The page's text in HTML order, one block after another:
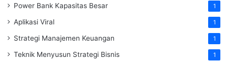
Power Bank Kapasitas Besar 1
Aplikasi Viral 1
Strategi Manajemen Keuangan 1
Teknik Menyusun Strategi Bisnis 1